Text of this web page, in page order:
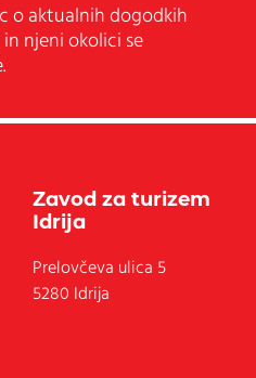
o aktualnih dogodkih
njeni okolici se
Zavod za turizem
Idrija
Prelovčeva ulica 5
5280 Idrija